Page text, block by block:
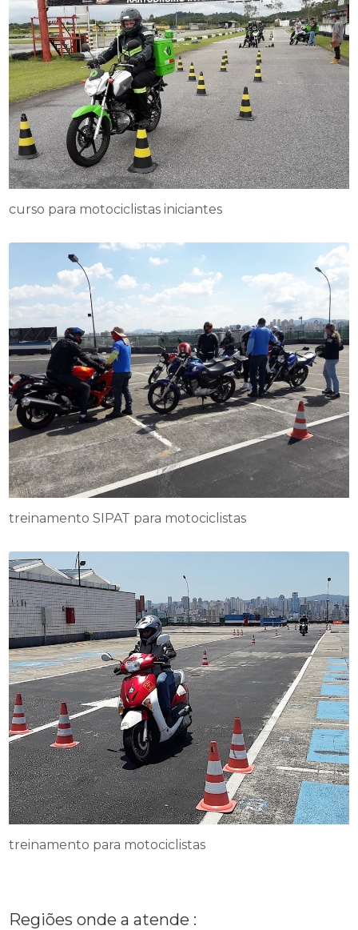
curso para motociclistas iniciantes
treinamento SIPAT para motociclistas
treinamento para motociclistas
Regiões onde a atende :